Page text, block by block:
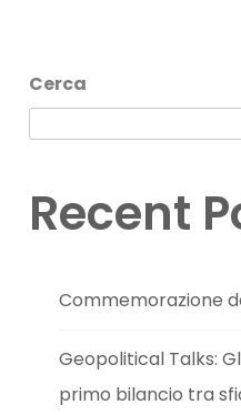
Cerca
Recent
Commemorazione
Geopolitical Talks:
primo bilancio tra